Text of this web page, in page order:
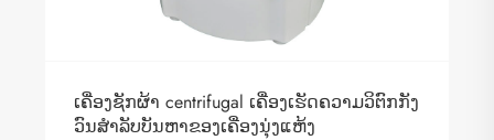
ເຄື່ອງຊັກຜ້າ centrifugal ເຄື່ອງເຮັດຄວາມວິຕົກກັງ
ວົນສໍາລັບບັນຫາຂອງເຄື່ອງນຸ່ງແຫ້ງ